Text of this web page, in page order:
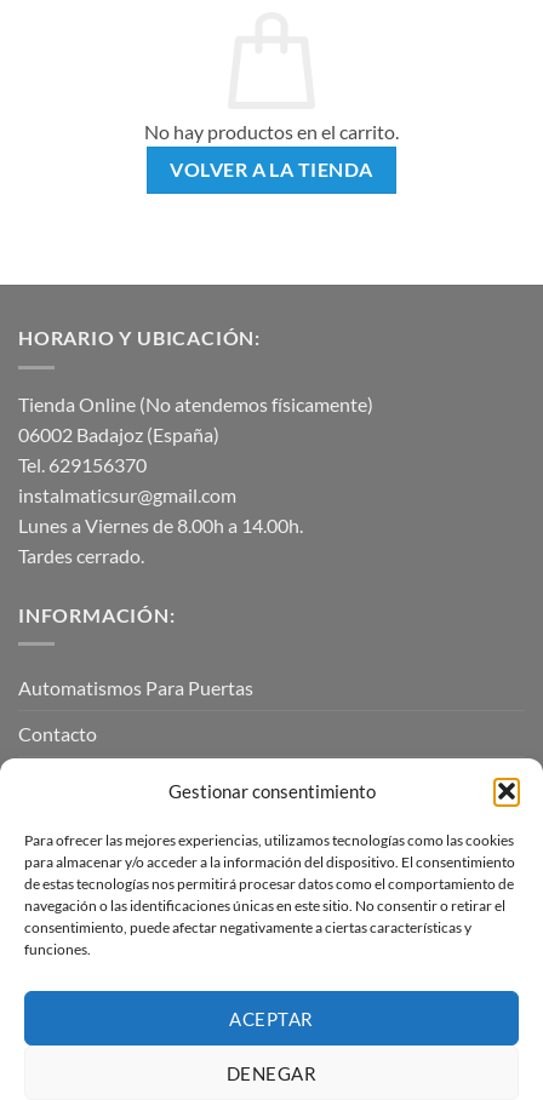
Gestionar consentimiento
Para ofrecer las mejores experiencias, utilizamos tecnologías como las cookies
para almacenar y/o acceder a la información del dispositivo. El consentimiento
de estas tecnologías nos permitirá procesar datos como el comportamiento de
navegación o las identificaciones únicas en este sitio. No consentir o retirar el
consentimiento, puede afectar negativamente a ciertas características y
funciones.
ACEPTAR
DENEGAR
No hay productos en el carrito.
VOLVER A LA TIENDA
HORARIO Y UBICACIÓN:
Tienda Online (No atendemos físicamente)
06002 Badajoz (España)
Tel. 629156370
instalmaticsur@gmail.com
Lunes a Viernes de 8.00h a 14.00h.
Tardes cerrado.
INFORMACIÓN:
Automatismos Para Puertas
Contacto
INFORMACIÓN LEGAL
Aviso Legal